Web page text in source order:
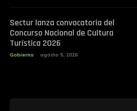
Sectur lanza convocatoria del
Concurso Nacional de Cultura
Turística 2026
Gobierno agosto 5, 2026